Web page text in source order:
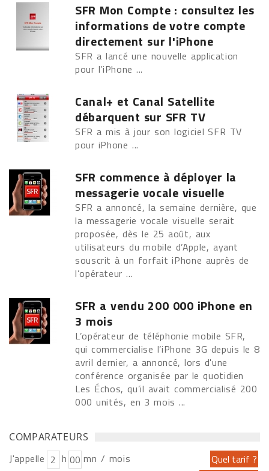
SFR Mon Compte : consultez les
informations de votre compte
directement sur l'iPhone
SFR a lancé une nouvelle application
pour l’iPhone ...
Canal+ et Canal Satellite
débarquent sur SFR TV
SFR a mis à jour son logiciel SFR TV
pour iPhone ...
SFR commence à déployer la
messagerie vocale visuelle
SFR a annoncé, la semaine dernière, que
la messagerie vocale visuelle serait
proposée, dès le 25 août, aux
utilisateurs du mobile d’Apple, ayant
souscrit à un forfait iPhone auprès de
l’opérateur ...
SFR a vendu 200 000 iPhone en
3 mois
L’opérateur de téléphonie mobile SFR,
qui commercialise l’iPhone 3G depuis le 8
avril dernier, a annoncé, lors d'une
conférence organisée par le quotidien
Les Échos, qu’il avait commercialisé 200
000 unités, en 3 mois ...
COMPARATEURS
J'appelle h
mn / mois